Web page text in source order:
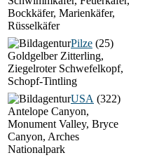
Bockkäfer, Marienkäfer,
Rüsselkäfer
Pilze (25)
Goldgelber Zitterling,
Ziegelroter Schwefelkopf,
Schopf-Tintling
USA (322)
Antelope Canyon,
Monument Valley, Bryce
Canyon, Arches
Nationalpark